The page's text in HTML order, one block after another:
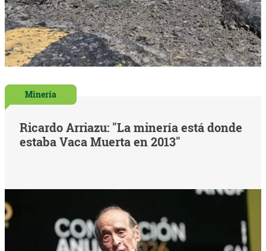
Minería
Ricardo Arriazu: "La minería está donde
estaba Vaca Muerta en 2013"